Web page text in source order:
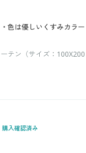
色は優しいくすみカラー
テン（サイズ：
購入確認済み